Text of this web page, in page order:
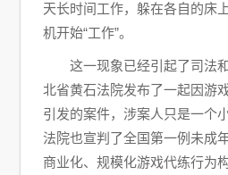
天长时间工作，躲在各自的床
机开始“工作”。
这一现象已经引起了司法
北省黄石法院发布了一起因游
引发的案件，涉案人只是一个
法院也宣判了全国第一例未成
商业化、规模化游戏代练行为